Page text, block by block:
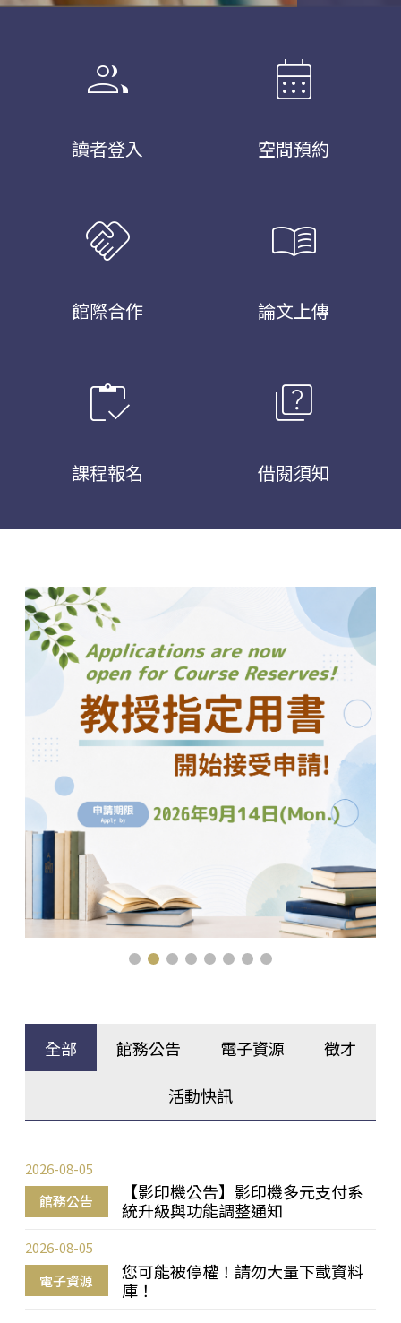
group
讀者登入
calendar_month
空間預約
handshake
館際合作
menu_book
論文上傳
inventory
課程報名
quiz
借閱須知
全部 館務公告 電子資源 徵才
活動快訊
館務公告
【影印機公告】影印機多元支付系
統升級與功能調整通知
2026-08-05
電子資源
您可能被停權！請勿大量下載資料
庫！
2026-08-05